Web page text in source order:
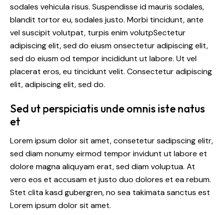
sodales vehicula risus. Suspendisse id mauris sodales,
blandit tortor eu, sodales justo. Morbi tincidunt, ante
vel suscipit volutpat, turpis enim volutpSectetur
adipiscing elit, sed do eiusm onsectetur adipiscing elit,
sed do eiusm od tempor incididunt ut labore. Ut vel
placerat eros, eu tincidunt velit. Consectetur adipiscing
elit, adipiscing elit, sed do.
Sed ut perspiciatis unde omnis iste natus
et
Lorem ipsum dolor sit amet, consetetur sadipscing elitr,
sed diam nonumy eirmod tempor invidunt ut labore et
dolore magna aliquyam erat, sed diam voluptua. At
vero eos et accusam et justo duo dolores et ea rebum.
Stet clita kasd gubergren, no sea takimata sanctus est
Lorem ipsum dolor sit amet.